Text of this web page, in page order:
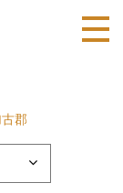
古郡